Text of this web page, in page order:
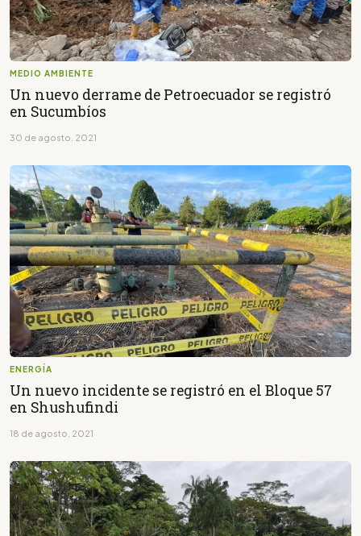
MEDIO AMBIENTE
Un nuevo derrame de Petroecuador se registró
en Sucumbíos
30 de agosto, 2021
ENERGÍA
Un nuevo incidente se registró en el Bloque 57
en Shushufindi
18 de agosto, 2021